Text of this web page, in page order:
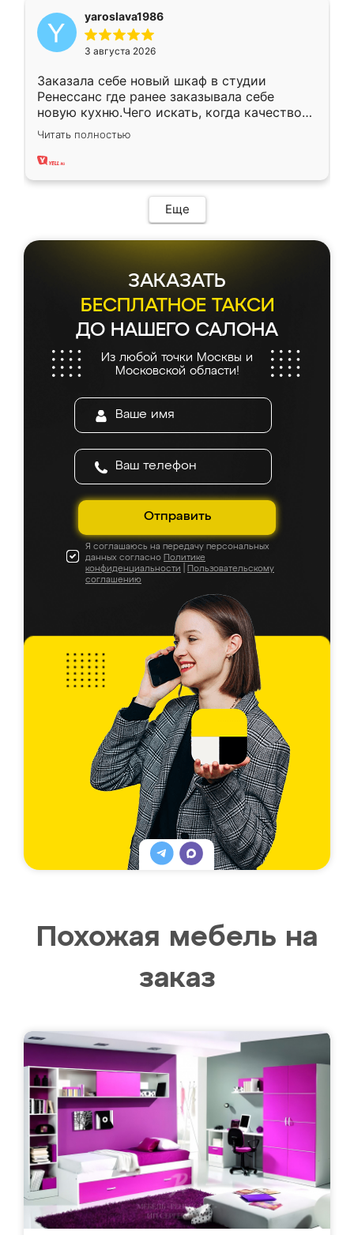
yaroslava1986
3 августа 2026
Заказала себе новый шкаф в студии
Ренессанс где ранее заказывала себе
новую кухню.Чего искать, когда качеством
вполне довольна. Служит кухня уже почти
два года, нареканий нет.
Читать полностью
Еще
ЗАКАЗАТЬ
БЕСПЛАТНОЕ ТАКСИ
ДО НАШЕГО САЛОНА
Из любой точки Москвы и
Московской области!
Отправить
Я соглашаюсь на передачу персональных
данных согласно Политике
конфиденциальности
Пользовательскому
соглашению
Похожая мебель на
заказ